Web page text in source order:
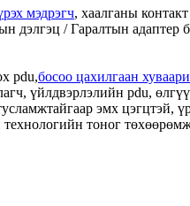
мэдрэгч, хаалганы
дэлгэц / Гаралтын адаптер
pdu,босоо цахилгаан
үйлдвэрлэлийн pdu,
эмх цэгцтэй,
тоног